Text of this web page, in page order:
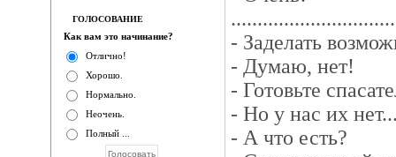
ГОЛОСОВАНИЕ
Как вам это начинание?
Отлично!
Хорошо.
Нормально.
Неочень.
Полный ...
- Заделать
- Думаю, нет!
- Готовьте
- Но у нас их
- А что есть?